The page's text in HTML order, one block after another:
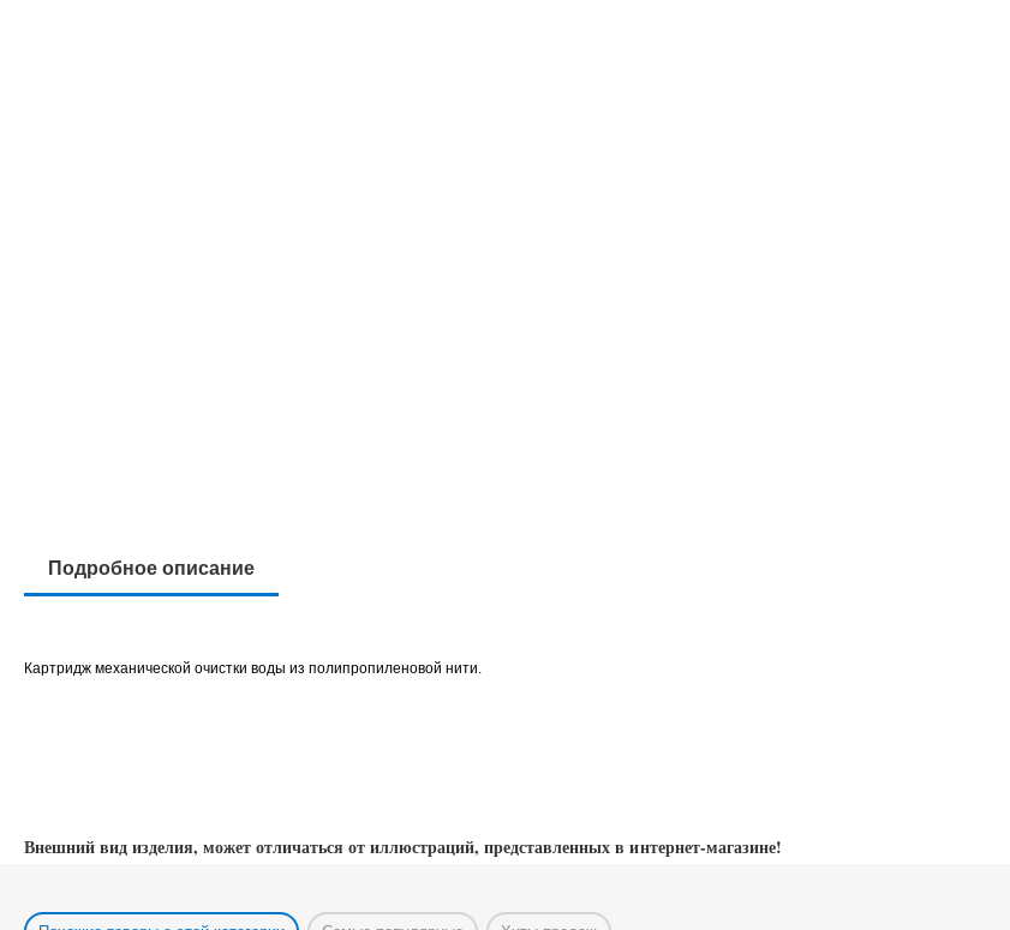
Подробное описание
Картридж механической очистки воды из полипропиленовой нити.
Внешний вид изделия, может отличаться от иллюстраций, представленных в интернет-магазине!